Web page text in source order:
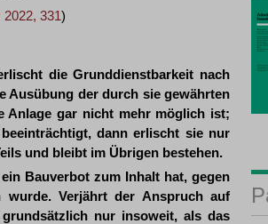
2022, 331)
die Grunddienstbarkeit nach
Ausübung der durch sie gewährten
Anlage gar nicht mehr möglich ist;
dann erlischt sie nur
und bleibt im Übrigen bestehen.
Bauverbot zum Inhalt hat, gegen
wurde. Verjährt der Anspruch auf
nur insoweit, als das